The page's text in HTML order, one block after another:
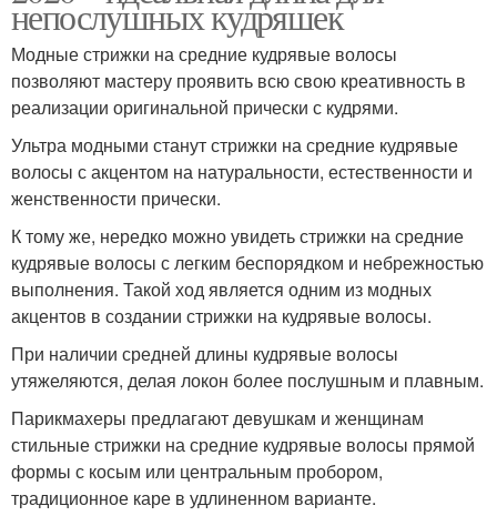
непослушных кудряшек
Модные стрижки на средние кудрявые волосы
позволяют мастеру проявить всю свою креативность в
реализации оригинальной прически с кудрями.
Ультра модными станут стрижки на средние кудрявые
волосы с акцентом на натуральности, естественности и
женственности прически.
К тому же, нередко можно увидеть стрижки на средние
кудрявые волосы с легким беспорядком и небрежностью
выполнения. Такой ход является одним из модных
акцентов в создании стрижки на кудрявые волосы.
При наличии средней длины кудрявые волосы
утяжеляются, делая локон более послушным и плавным.
Парикмахеры предлагают девушкам и женщинам
стильные стрижки на средние кудрявые волосы прямой
формы с косым или центральным пробором,
традиционное каре в удлиненном варианте.